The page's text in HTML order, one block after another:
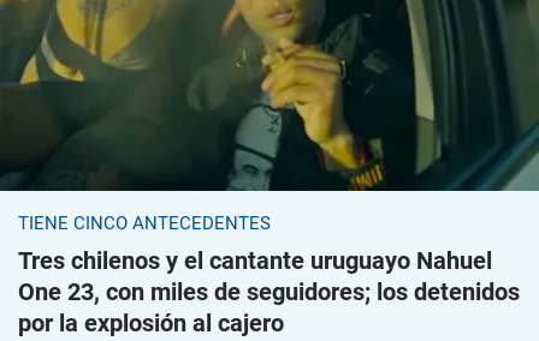
TIENE CINCO ANTECEDENTES
Tres chilenos y el cantante uruguayo Nahuel
One 23, con miles de seguidores; los detenidos
por la explosión al cajero